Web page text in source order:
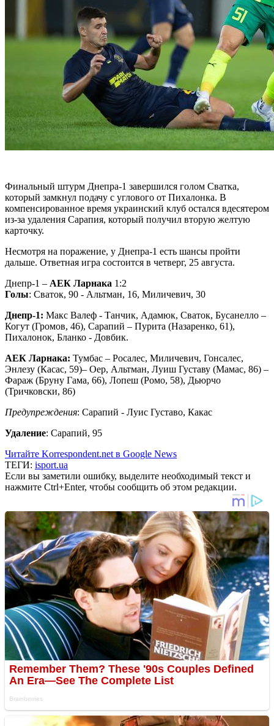
Финальный штурм Днепра-1 завершился голом Сватка,
который замкнул подачу с углового от Пихалонка. В
компенсированное время украинский клуб остался вдесятером
из-за удаления Сарапия, который получил вторую желтую
карточку.
Несмотря на поражение, у Днепра-1 есть шансы пройти
дальше. Ответная игра состоится в четверг, 25 августа.
Днепр-1 – АЕК Ларнака 1:2
Голы: Сваток, 90 - Альтман, 16, Миличевич, 30
Днепр-1: Макс Валеф - Танчик, Адамюк, Сваток, Бусанелло –
Когут (Громов, 46), Сарапий – Пурита (Назаренко, 61),
Пихалонок, Бланко - Довбик.
АЕК Ларнака: Тумбас – Росалес, Миличевич, Гонсалес,
Энлезу (Касас, 59)– Оер, Альтман, Луиш Густаву (Мамас, 86) –
Фараж (Бруну Гама, 66), Лопеш (Ромо, 58), Дьюрчо
(Тричковски, 86)
Предупреждения: Сарапий - Луис Густаво, Какас
Удаление: Сарапий, 95
Читайте Korrespondent.net в Google News
ТЕГИ: isport.ua
Если вы заметили ошибку, выделите необходимый текст и
нажмите Ctrl+Enter, чтобы сообщить об этом редакции.